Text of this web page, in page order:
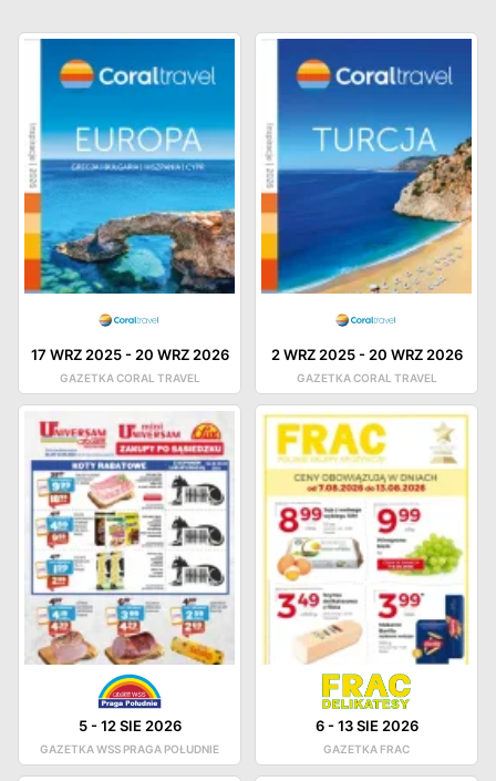
17 WRZ 2025- 20 WRZ 2026
GAZETKA CORAL TRAVEL
2 WRZ 2025- 20 WRZ 2026
GAZETKA CORAL TRAVEL
5-12 SIE 2026
GAZETKA WSS PRAGA POŁUDNIE
6-13 SIE 2026
GAZETKA FRAC